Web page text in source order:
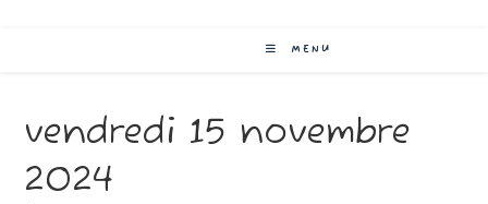
MENU
vendredi 15 novembre
2024